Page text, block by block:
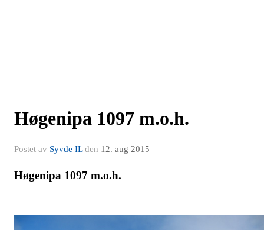
Høgenipa 1097 m.o.h.
Postet av Syvde ILden 12. aug 2015
Høgenipa 1097 m.o.h.